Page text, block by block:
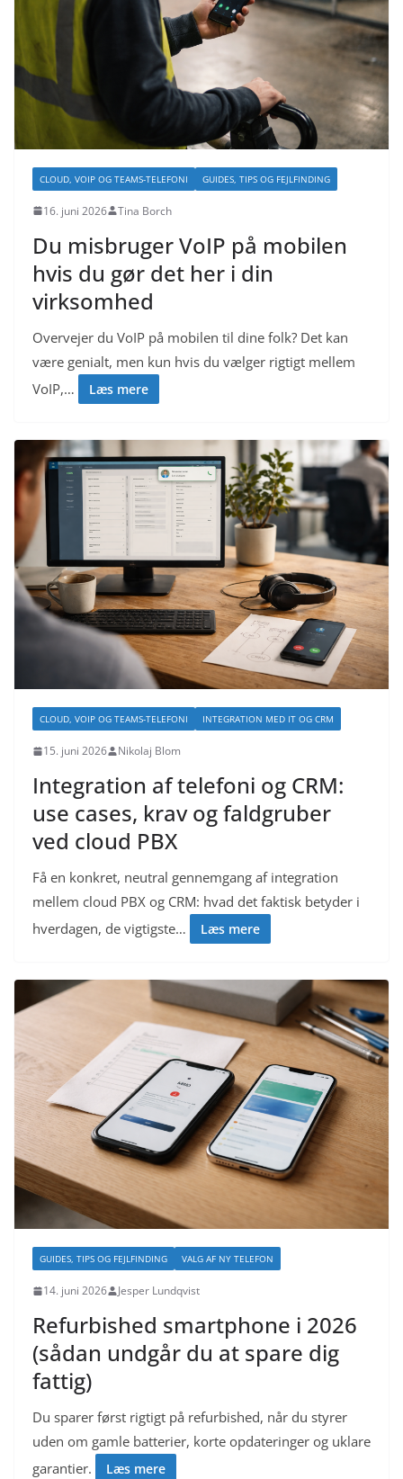
CLOUD, VOIP OG TEAMS-TELEFONI GUIDES, TIPS OG FEJLFINDING
16. juni 2026 Tina Borch
Du misbruger VoIP på mobilen
hvis du gør det her i din
virksomhed
Overvejer du VoIP på mobilen til dine folk? Det kan
være genialt, men kun hvis du vælger rigtigt mellem
VoIP,…
Læs mere
CLOUD, VOIP OG TEAMS-TELEFONI INTEGRATION MED IT OG CRM
15. juni 2026 Nikolaj Blom
Integration af telefoni og CRM:
use cases, krav og faldgruber
ved cloud PBX
Få en konkret, neutral gennemgang af integration
mellem cloud PBX og CRM: hvad det faktisk betyder i
hverdagen, de vigtigste…
Læs mere
GUIDES, TIPS OG FEJLFINDING VALG AF NY TELEFON
14. juni 2026 Jesper Lundqvist
Refurbished smartphone i 2026
(sådan undgår du at spare dig
fattig)
Du sparer først rigtigt på refurbished, når du styrer
uden om gamle batterier, korte opdateringer og uklare
garantier.
Læs mere